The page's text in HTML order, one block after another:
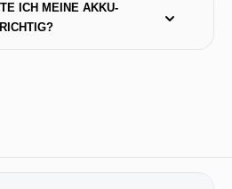
ICH MEINE AKKU-